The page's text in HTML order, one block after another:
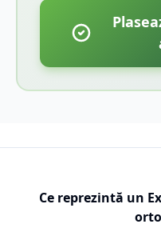
Ce reprezintă un